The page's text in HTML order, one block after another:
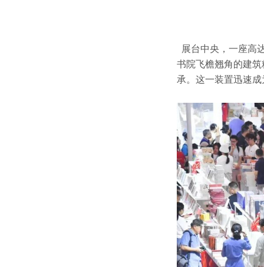
展台中央，一座高
书院飞檐翘角的建
承。这一装置迅速